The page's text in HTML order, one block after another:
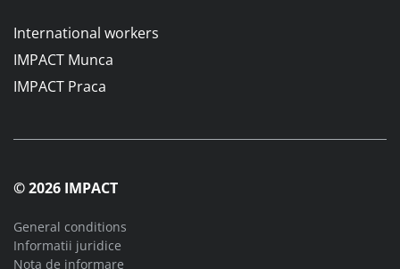
International workers
IMPACT Munca
IMPACT Praca
© 2026 IMPACT
General conditions
Informatii juridice
Nota de informare